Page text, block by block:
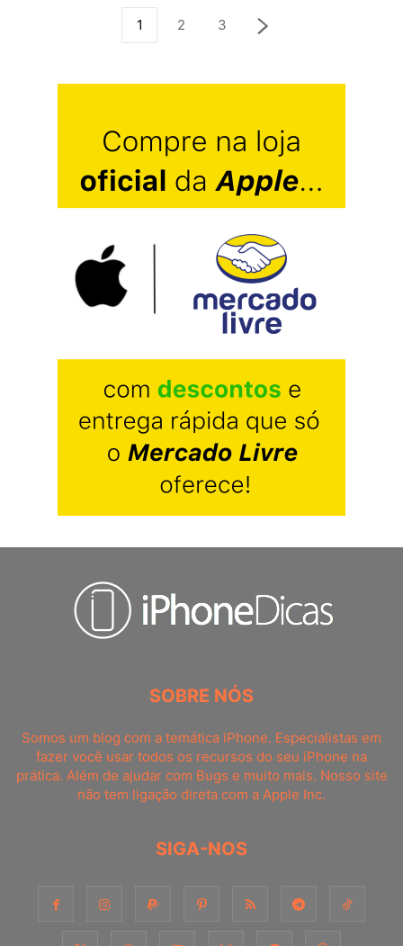
1 2 3
SOBRE NÓS
Somos um blog com a temática iPhone. Especialistas em
fazer você usar todos os recursos do seu iPhone na
prática. Além de ajudar com Bugs e muito mais. Nosso site
não tem ligação direta com a Apple Inc.
SIGA-NOS